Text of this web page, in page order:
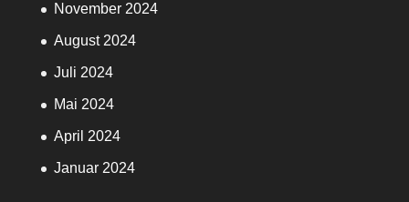
November 2024
August 2024
Juli 2024
Mai 2024
April 2024
Januar 2024